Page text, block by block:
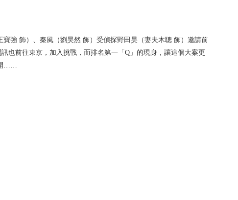
強 飾）、秦風（劉昊然 飾）受偵探野田昊（妻夫木聰 飾）邀請前
也前往東京，加入挑戰，而排名第一「Q」的現身，讓這個大案更
開……